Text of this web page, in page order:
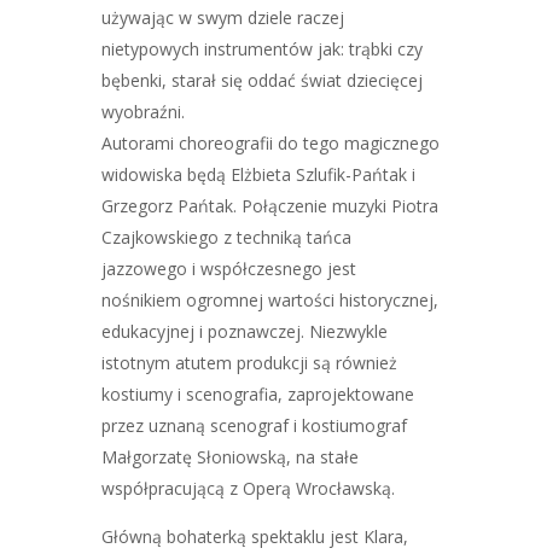
używając w swym dziele raczej
nietypowych instrumentów jak: trąbki czy
bębenki, starał się oddać świat dziecięcej
wyobraźni.
Autorami choreografii do tego magicznego
widowiska będą Elżbieta Szlufik-Pańtak i
Grzegorz Pańtak. Połączenie muzyki Piotra
Czajkowskiego z techniką tańca
jazzowego i współczesnego jest
nośnikiem ogromnej wartości historycznej,
edukacyjnej i poznawczej. Niezwykle
istotnym atutem produkcji są również
kostiumy i scenografia, zaprojektowane
przez uznaną scenograf i kostiumograf
Małgorzatę Słoniowską, na stałe
współpracującą z Operą Wrocławską.
Główną bohaterką spektaklu jest Klara,